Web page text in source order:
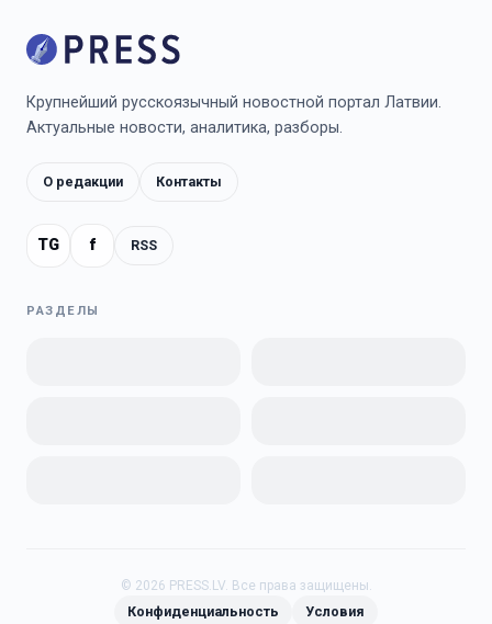
Крупнейший русскоязычный новостной портал Латвии.
Актуальные новости, аналитика, разборы.
О редакции Контакты
TG f RSS
РАЗДЕЛЫ
© 2026 PRESS.LV. Все права защищены.
Конфиденциальность Условия